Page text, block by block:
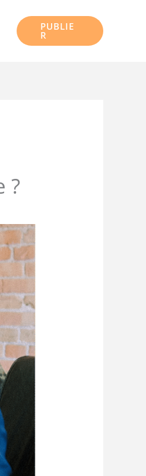
PUBLIE
R
?